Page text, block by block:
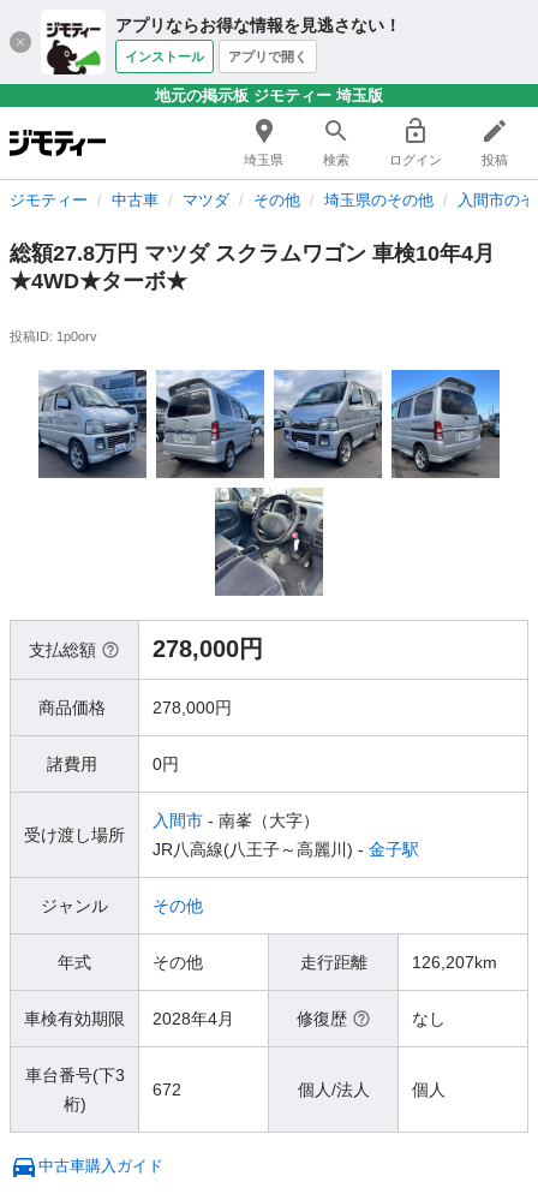
アプリならお得な情報を見逃さない！
インストール アプリで開く
地元の掲示板 ジモティー 埼玉版
埼玉県 検索 ログイン 投稿
ジモティー 中古車 マツダ その他 埼玉県のその他 入間市の
総額27.8万円 マツダ スクラムワゴン 車検10年4月
★4WD★ターボ★
投稿ID: 1p0orv
支払総額 278,000円
商品価格 278,000円
諸費用 0円
受け渡し場所
入間市 - 南峯（大字）
JR八高線(八王子～高麗川) - 金子駅
ジャンル その他
年式 その他 走行距離 126,207km
車検有効期限 2028年4月 修復歴 なし
車台番号(下3
桁)
672 個人/法人 個人
中古車購入ガイド